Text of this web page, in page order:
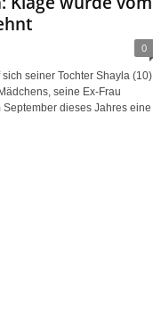
0
seiner Tochter Shayla (10)
seine Ex-Frau
September dieses Jahres eine